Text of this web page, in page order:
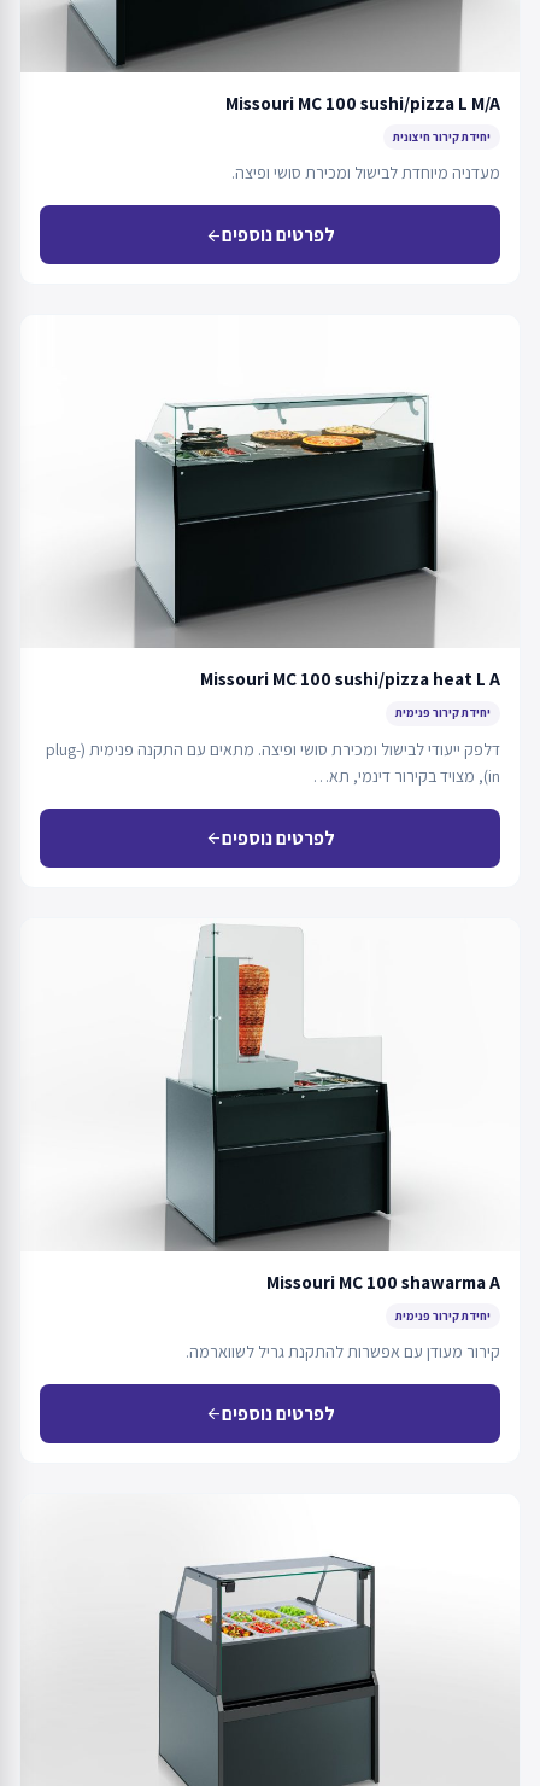
Missouri MC 100 sushi/pizza L M/A
יחידת קירור חיצונית
מעדניה מיוחדת לבישול ומכירת סושי ופיצה.
לפרטים נוספיםarrow_back
Missouri MC 100 sushi/pizza heat L A
יחידת קירור פנימית
דלפק ייעודי לבישול ומכירת סושי ופיצה. מתאים עם התקנה פנימית (plug-
in), מצויד בקירור דינמי, תא…
לפרטים נוספיםarrow_back
Missouri MC 100 shawarma A
יחידת קירור פנימית
קירור מעודן עם אפשרות להתקנת גריל לשווארמה.
לפרטים נוספיםarrow_back